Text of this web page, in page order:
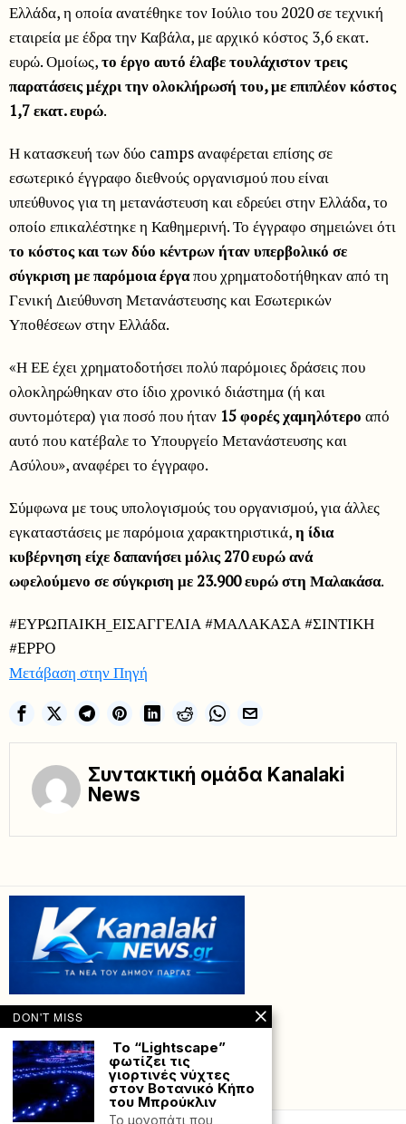
Ελλάδα, η οποία ανατέθηκε τον Ιούλιο του 2020 σε τεχνική
εταιρεία με έδρα την Καβάλα, με αρχικό κόστος 3,6 εκατ.
ευρώ. Ομοίως,το έργο αυτό έλαβε τουλάχιστον τρεις
παρατάσεις μέχρι την ολοκλήρωσή του, με επιπλέον κόστος
1,7 εκατ. ευρώ.
Η κατασκευή των δύο camps αναφέρεται επίσης σε
εσωτερικό έγγραφο διεθνούς οργανισμού που είναι
υπεύθυνος για τη μετανάστευση και εδρεύει στην Ελλάδα, το
οποίο επικαλέστηκε η Καθημερινή. Το έγγραφο σημειώνει ότι
το κόστος και των δύο κέντρων ήταν υπερβολικό σε
σύγκριση με παρόμοια έργαπου χρηματοδοτήθηκαν από τη
Γενική Διεύθυνση Μετανάστευσης και Εσωτερικών
Υποθέσεων στην Ελλάδα.
«Η ΕΕ έχει χρηματοδοτήσει πολύ παρόμοιες δράσεις που
ολοκληρώθηκαν στο ίδιο χρονικό διάστημα (ή και
συντομότερα) για ποσό που ήταν 15 φορές χαμηλότερο από
αυτό που κατέβαλε το Υπουργείο Μετανάστευσης και
Ασύλου», αναφέρει το έγγραφο.
Σύμφωνα με τους υπολογισμούς του οργανισμού, για άλλες
εγκαταστάσεις με παρόμοια χαρακτηριστικά,η ίδια
κυβέρνηση είχε δαπανήσει μόλις 270 ευρώ ανά
ωφελούμενο σε σύγκριση με 23.900 ευρώ στη Μαλακάσα.
#ΕΥΡΩΠΑΙΚΗ_ΕΙΣΑΓΓΕΛΙΑ #ΜΑΛΑΚΑΣΑ #ΣΙΝΤΙΚΗ
#EPPO
Μετάβαση στην Πηγή
Συντακτική ομάδα Kanalaki
News
Powered with by Hostville”)
DON'T MISS
Το “Lightscape”
φωτίζει τις
γιορτινές νύχτες
στον Βοτανικό Κήπο
του Μπρούκλιν
Το μονοπάτι που